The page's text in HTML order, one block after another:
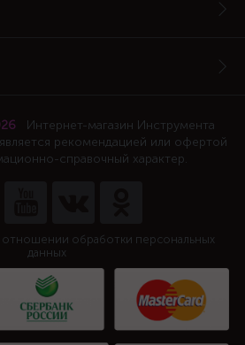
Интернет-магазин Инструмента
рекомендацией или офертой
справочный характер.
отношении обработки персональных
данных